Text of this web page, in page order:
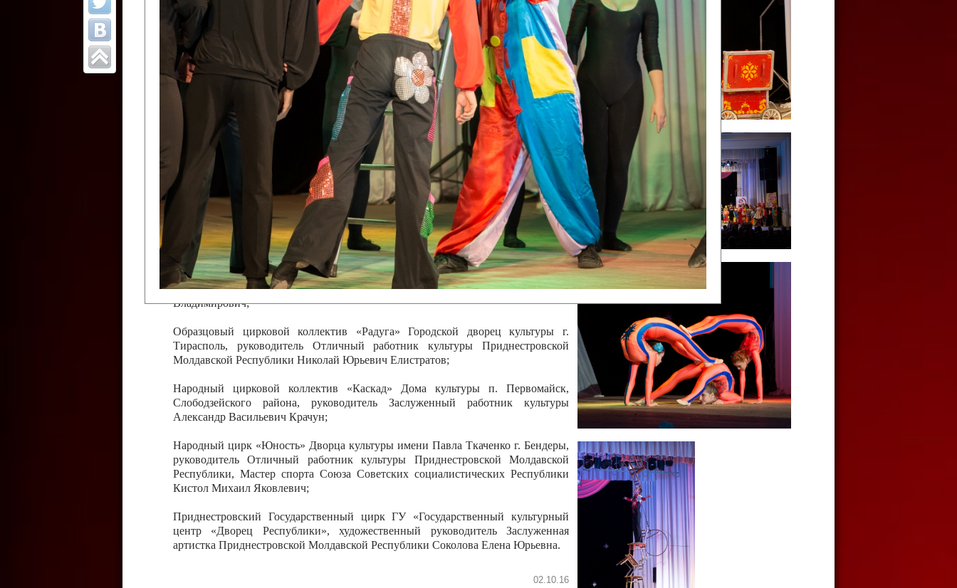
Участники фестиваля:
Образцовый эстрадно-цирковой коллектив «Ровесник» Дом культуры с.
Протягайловка, г. Бендеры , руководитель Рогожинер Светлана Георгиевна
Народный цирковой клоунский коллектив «Шари-вари» МУ «Культурно-
досуговый центр «Шелковик» г.Бендеры, руководители Отличные работники
культуры Приднестровской Молдавской Республики Алёна Александровна и
Олег Степанович Райлян;
Народный цирковой коллектив «Энтузиасты» Дома культуры с. Делакеу,
Григориопольского района, руководитель Отличный работник культуры
Приднестровской Молдавской Республики Пётр Петрович Дижмару;
Народный цирковой коллектив «Сперанца» Дома культуры посёлка Красное,
Слободзейского района, руководитель Отличный работник культуры
Приднестровской Молдавской Республики Анжела Владимировна
Казавчинская;
Образцовый эстрадно-цирковой коллектив «Алегро» Дома детско –юношеского
творчества с. Чобручи, Слободзейского района, руководитель Хачатурян Юрий
Владимирович;
Образцовый цирковой коллектив «Радуга» Городской дворец культуры г.
Тирасполь, руководитель Отличный работник культуры Приднестровской
Молдавской Республики Николай Юрьевич Елистратов;
Народный цирковой коллектив «Каскад» Дома культуры п. Первомайск,
Слободзейского района, руководитель Заслуженный работник культуры
Александр Васильевич Крачун;
Народный цирк «Юность» Дворца культуры имени Павла Ткаченко г. Бендеры,
руководитель Отличный работник культуры Приднестровской Молдавской
Республики, Мастер спорта Союза Советских социалистических Республики
Кистол Михаил Яковлевич;
Приднестровский Государственный цирк ГУ «Государственный культурный
центр «Дворец Республики», художественный руководитель Заслуженная
артистка Приднестровской Молдавской Республики Соколова Елена Юрьевна.
02.10.16